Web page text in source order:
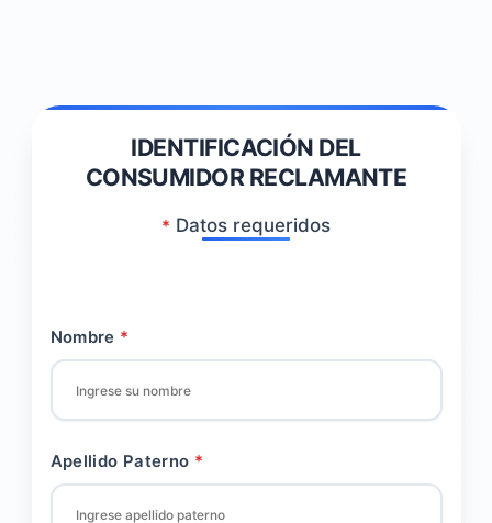
IDENTIFICACIÓN DEL
CONSUMIDOR RECLAMANTE
* Datos requeridos
Nombre
Apellido Paterno